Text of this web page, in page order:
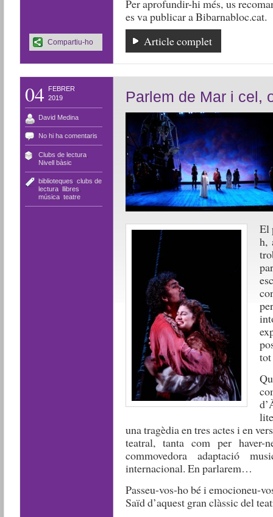
Per aprofundir-hi més, us
es va publicar a Bibarnabloc.cat.
Article complet
Compartiu-ho
04
FEBRER
2019
David Medina
No hi ha comentaris
Clubs de lectura,
Nivell bàsic
biblioteques clubs de
lectura, llibres
música, teatre
Parlem de Mar i cel,
El
h,
tot
una tragèdia en tres actes i en
teatral, tanta com per
commovedora adaptació
internacional. En parlarem…
Passeu-vos-ho bé i emocioneu-
Saïd d’aquest gran clàssic del